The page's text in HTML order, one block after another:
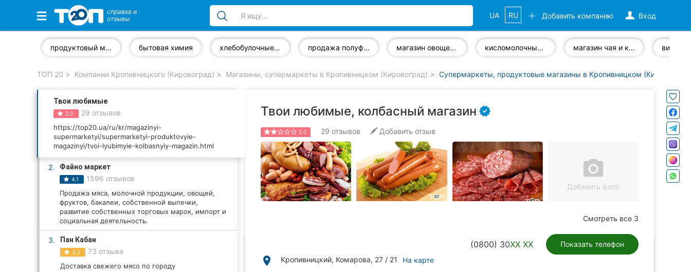
Избранные компании
Стоматологии
Частные клиники
Ветеринарные клиники
Автошколы
Все рубрики
Все города:
справка и
отзывы
Вход
Добавить компанию
UA RU
продуктовый магазин бытовая химия хлебобулочные изделия продажа полуфабрикатов магазин овощей и фруктов кисломолочные продукты магазин чая и кофе винный
ТОП 20 Компании Кропивницкого (Кировоград) Магазины, супермаркеты в Кропивницком (Кировоград) Супермаркеты, продуктовые магазины в Кропивницком (Кировоград)
Твои любимые
2.0 29 отзывов
https://top20.ua/ru/kr/magazinyi-
supermarketyi/supermarketyi-produktovyie-
magazinyi/tvoi-lyubimyie-kolbasnyiy-magazin.html
2. Файно маркет
4.1 1596 отзывов
Продажа мяса, молочной продукции, овощей,
фруктов, бакалеи, собственной выпечки,
развитие собственных торговых марок, импорт и
социальная деятельность.
3. Пан Кабан
3.2 73 отзыва
Доставка свежего мясо по городу
Твои любимые, колбасный магазин
2.0 29 отзывов Добавить отзыв
camera_alt
Добавить фото
Смотреть все 3
(0800) 30XX XX Показать телефон
place Кропивницкий, Комарова, 27 / 21 На карте